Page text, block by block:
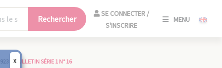
Rechercher
SE CONNECTER /
S'INSCRIRE
MENU
>BULLETIN SÉRIE 1 N° 16
X